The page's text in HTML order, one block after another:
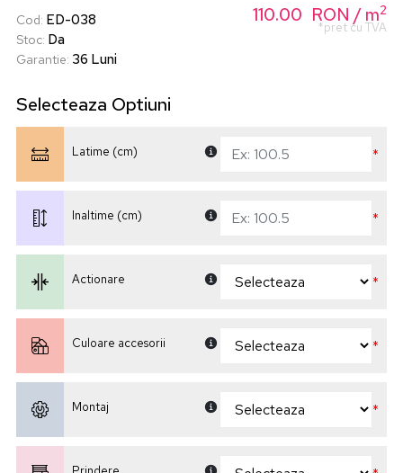
Cod: ED-038
Stoc: Da
Garantie: 36 Luni
110.00 RON / m2
*pret cu TVA
Selecteaza Optiuni
Latime (cm) *
Inaltime (cm) *
Actionare *
Culoare accesorii *
Montaj *